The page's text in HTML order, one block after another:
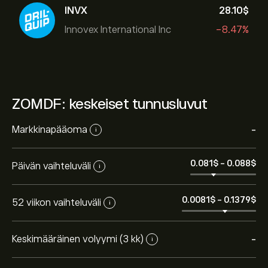
INVX
Innovex International Inc
28.10‎$‎
-8.47%
ZOMDF: keskeiset tunnusluvut
Markkinapääoma i -
Päivän vaihteluväli i 0.081‎$‎ - 0.088‎$‎
52 viikon vaihteluväli i 0.0081‎$‎ - 0.1379‎$‎
Keskimääräinen volyymi (3 kk) i -